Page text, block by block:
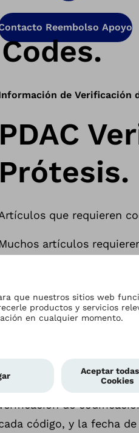
Reembolso Apoyo
de Verificación
PDAC
Prótesis.
que requieren
Muchos artículos
por parte del contratista
determinaciones de
que
si los
codificación no están
PDAC.
lista actual de
de
código, y la fecha